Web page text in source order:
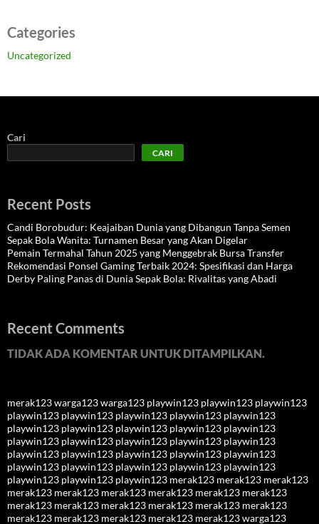
Categories
Uncategorized
Cari
CARI
Recent Posts
Candi Borobudur: Keajaiban Dunia yang Dibangun Tanpa Semen
Sepak Bola Wanita: Turnamen Besar yang Akan Digelar
Pemain Termahal Tahun 2025 yang Menggebrak Bursa Transfer
Rekomendasi Ponsel Gaming Terbaik 2024: Spesifikasi dan Harga
Derby Paling Panas di Dunia Sepak Bola: Rivalitas yang Abadi
Recent Comments
TIDAK ADA KOMENTAR UNTUK DITAMPILKAN.
merak123warga123warga123 playwin123 playwin123 playwin123
playwin123 playwin123 playwin123 playwin123 playwin123
playwin123 playwin123 playwin123 playwin123 playwin123
playwin123 playwin123 playwin123 playwin123 playwin123
playwin123 playwin123 playwin123 playwin123 playwin123
playwin123 playwin123 playwin123 playwin123 playwin123
playwin123 playwin123 playwin123 merak123 merak123 merak123
merak123 merak123 merak123 merak123 merak123 merak123
merak123 merak123 merak123 merak123 merak123 merak123
merak123 merak123 merak123 merak123 merak123warga123